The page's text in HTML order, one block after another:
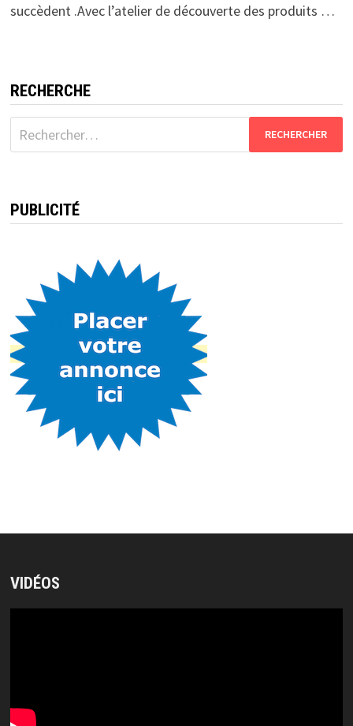
succèdent .Avec l’atelier de découverte des produits …
RECHERCHE
Rechercher :
PUBLICITÉ
VIDÉOS